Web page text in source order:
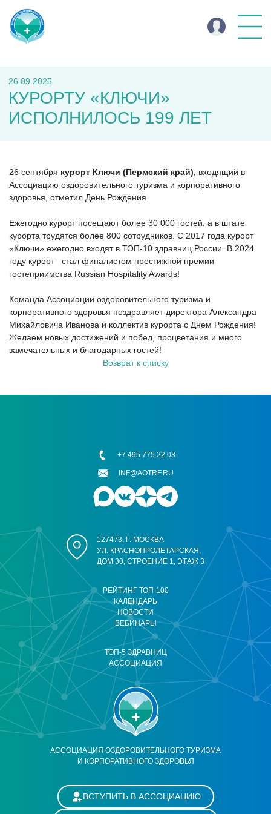
26.09.2025
КУРОРТУ «КЛЮЧИ»
ИСПОЛНИЛОСЬ 199 ЛЕТ
26 сентября курорт Ключи (Пермский край), входящий в
Ассоциацию оздоровительного туризма и корпоративного
здоровья, отметил День Рождения.
Ежегодно курорт посещают более 30 000 гостей, а в штате
курорта трудятся более 800 сотрудников. С 2017 года курорт
«Ключи» ежегодно входят в ТОП-10 здравниц России. В 2024
году курорт стал финалистом престижной премии
гостеприимства Russian Hospitality Awards!
Команда Ассоциации оздоровительного туризма и
корпоративного здоровья поздравляет директора Александра
Михайловича Иванова и коллектив курорта с Днем Рождения!
Желаем новых достижений и побед, процветания и много
замечательных и благодарных гостей!
Возврат к списку
АССОЦИАЦИЯ ОЗДОРОВИТЕЛЬНОГО ТУРИЗМА
И КОРПОРАТИВНОГО ЗДОРОВЬЯ
РЕЙТИНГ ТОП-100
КАЛЕНДАРЬ
НОВОСТИ
ВЕБИНАРЫ
ТОП-5 ЗДРАВНИЦ
АССОЦИАЦИЯ
127473, Г. МОСКВА
УЛ. КРАСНОПРОЛЕТАРСКАЯ,
ДОМ 30, СТРОЕНИЕ 1, ЭТАЖ 3
+7 495 775 22 03
INF@AOTRF.RU
ВСТУПИТЬ В АССОЦИАЦИЮ